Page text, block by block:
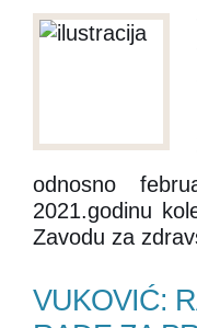
odnosno
2021.godinu
Zavodu za
VUKOVIĆ: